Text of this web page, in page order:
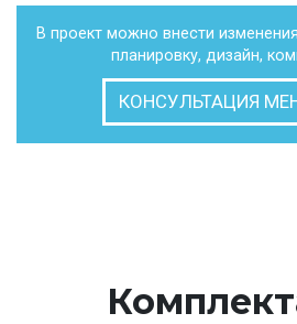
В проект можно внести
планировку, дизайн,
КОНСУЛЬТАЦИЯ